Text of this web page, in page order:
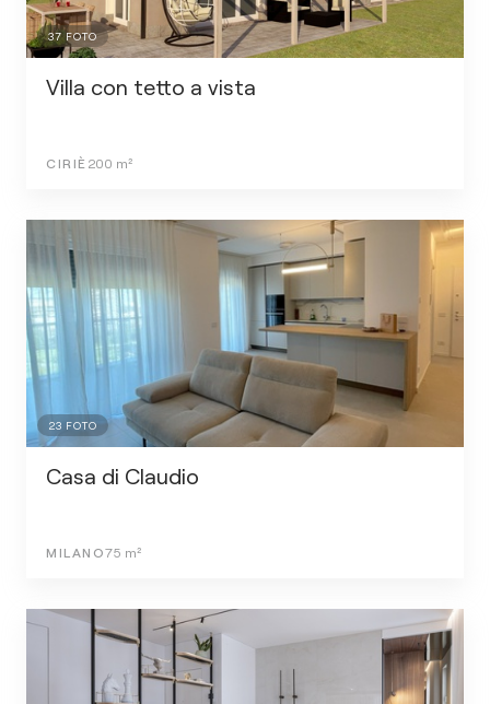
37 FOTO
Villa con tetto a vista
CIRIÈ 200 m²
23 FOTO
Casa di Claudio
MILANO75 m²